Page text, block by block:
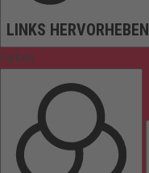
LINKS HERVORHEBEN
Farben